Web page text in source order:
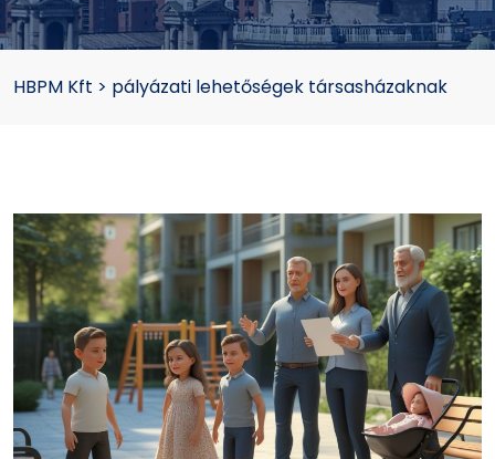
HBPM Kft > pályázati lehetőségek társasházaknak